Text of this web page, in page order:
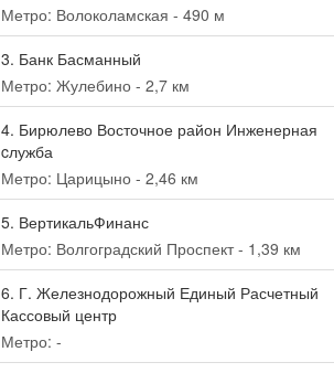
Метро: Волоколамская - 490 м
3. Банк Басманный
Метро: Жулебино - 2,7 км
4. Бирюлево Восточное район Инженерная
cлужба
Метро: Царицыно - 2,46 км
5. ВертикальФинанс
Метро: Волгоградский Проспект - 1,39 км
6. Г. Железнодорожный Единый Расчетный
Кассовый центр
Метро: -